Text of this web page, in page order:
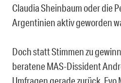
Claudia Sheinbaum oder die
Argentinien aktiv geworden
Doch statt Stimmen zu
beratene MAS-Dissident